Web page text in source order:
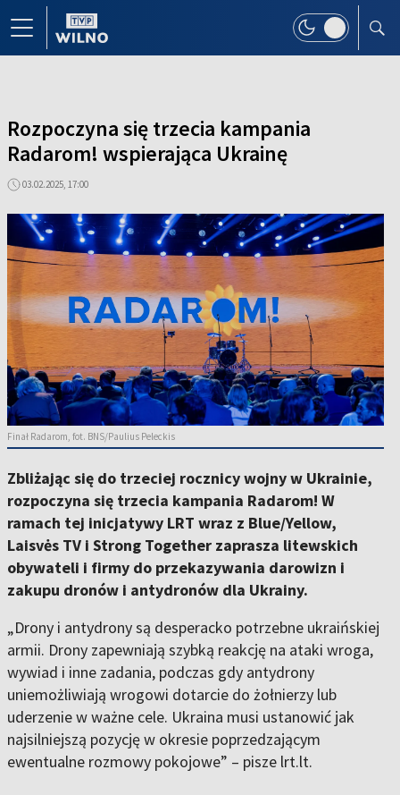
Rozpoczyna się trzecia kampania
Radarom! wspierająca Ukrainę
03.02.2025, 17:00
Finał Radarom, fot. BNS/Paulius Peleckis
Zbliżając się do trzeciej rocznicy wojny w Ukrainie,
rozpoczyna się trzecia kampania Radarom! W
ramach tej inicjatywy LRT wraz z Blue/Yellow,
Laisvės TV i Strong Together zaprasza litewskich
obywateli i firmy do przekazywania darowizn i
zakupu dronów i antydronów dla Ukrainy.
„Drony i antydrony są desperacko potrzebne ukraińskiej
armii. Drony zapewniają szybką reakcję na ataki wroga,
wywiad i inne zadania, podczas gdy antydrony
uniemożliwiają wrogowi dotarcie do żołnierzy lub
uderzenie w ważne cele. Ukraina musi ustanowić jak
najsilniejszą pozycję w okresie poprzedzającym
ewentualne rozmowy pokojowe” – pisze lrt.lt.